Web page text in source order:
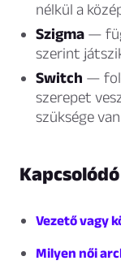
nélkül a
Szigma —
szerint
Switch —
szerepet
szüksége van
Vezető vagy
Milyen női